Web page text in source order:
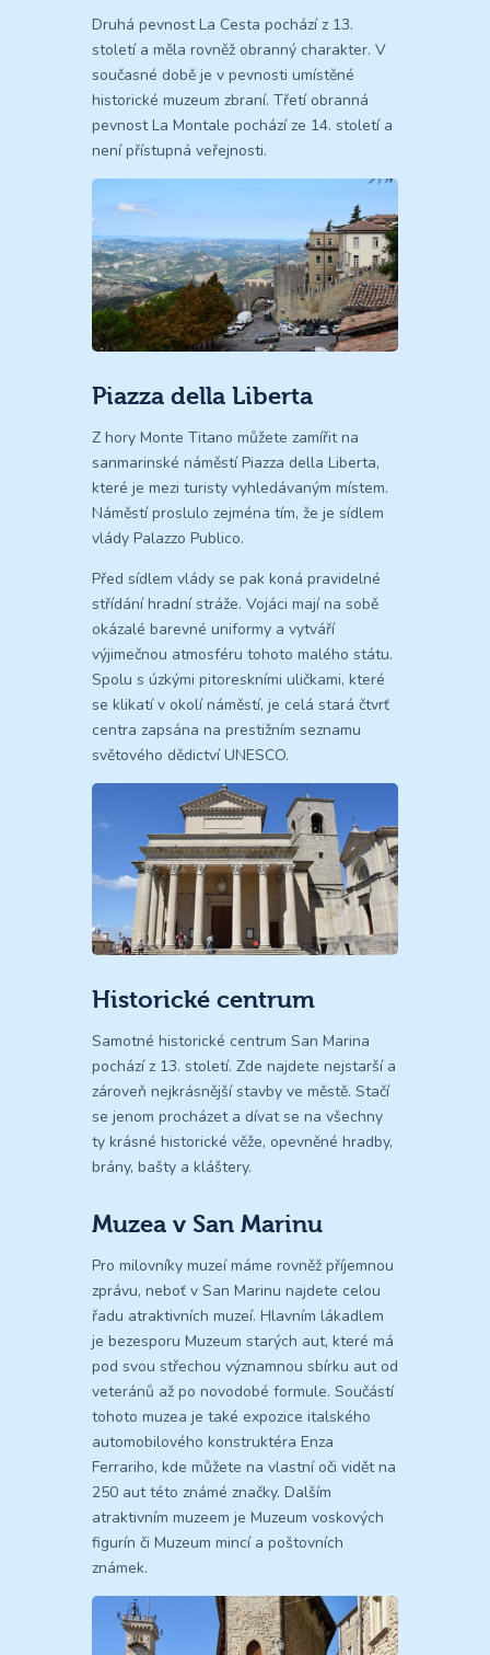
Druhá pevnost La Cesta pochází z 13.
století a měla rovněž obranný charakter. V
současné době je v pevnosti umístěné
historické muzeum zbraní. Třetí obranná
pevnost La Montale pochází ze 14. století a
není přístupná veřejnosti.
Piazza della Liberta
Z hory Monte Titano můžete zamířit na
sanmarinské náměstí Piazza della Liberta,
které je mezi turisty vyhledávaným místem.
Náměstí proslulo zejména tím, že je sídlem
vlády Palazzo Publico.
Před sídlem vlády se pak koná pravidelné
střídání hradní stráže. Vojáci mají na sobě
okázalé barevné uniformy a vytváří
výjimečnou atmosféru tohoto malého státu.
Spolu s úzkými pitoreskními uličkami, které
se klikatí v okolí náměstí, je celá stará čtvrť
centra zapsána na prestižním seznamu
světového dědictví UNESCO.
Historické centrum
Samotné historické centrum San Marina
pochází z 13. století. Zde najdete nejstarší a
zároveň nejkrásnější stavby ve městě. Stačí
se jenom procházet a dívat se na všechny
ty krásné historické věže, opevněné hradby,
brány, bašty a kláštery.
Muzea v San Marinu
Pro milovníky muzeí máme rovněž příjemnou
zprávu, neboť v San Marinu najdete celou
řadu atraktivních muzeí. Hlavním lákadlem
je bezesporu Muzeum starých aut, které má
pod svou střechou významnou sbírku aut od
veteránů až po novodobé formule. Součástí
tohoto muzea je také expozice italského
automobilového konstruktéra Enza
Ferrariho, kde můžete na vlastní oči vidět na
250 aut této známé značky. Dalším
atraktivním muzeem je Muzeum voskových
figurín či Muzeum mincí a poštovních
známek.